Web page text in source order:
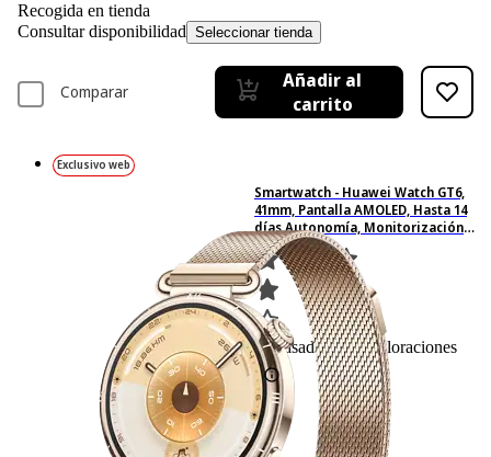
Recogida en tienda
Consultar disponibilidad Seleccionar tienda
Comparar
Añadir al
carrito
Exclusivo web
Smartwatch - Huawei Watch GT6,
41mm, Pantalla AMOLED, Hasta 14
días Autonomía, Monitorización
avanzada de Salud, Bluetooth,
Resistente al Agua, Oro
88Basado en 88 valoraciones